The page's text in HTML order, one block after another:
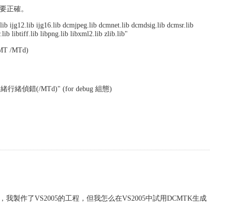
正確。
ijg12.lib ijg16.lib dcmjpeg.lib dcmnet.lib dcmdsig.lib dcmsr.lib
libtiff.lib libpng.lib libxml2.lib zlib.lib"
/MTd)
行緒偵錯(/MTd)" (for debug 組態)
製作了VS2005的工程，但我怎么在VS2005中試用DCMTK生成